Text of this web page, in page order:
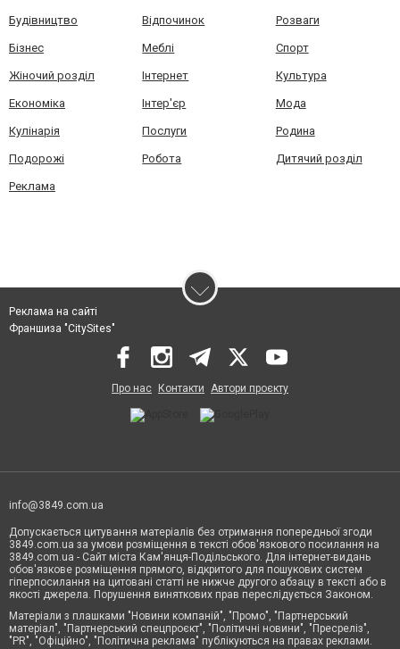
Будівництво Відпочинок Розваги
Бізнес Меблі Спорт
Жіночий розділ Інтернет Культура
Економіка Інтер'єр Мода
Кулінарія Послуги Родина
Подорожі Робота Дитячий розділ
Реклама
Реклама на сайті
Франшиза "CitySites"
Про нас Контакти Автори проєкту
info@3849.com.ua
Допускається цитування матеріалів без отримання попередньої згоди
3849.com.ua за умови розміщення в тексті обов'язкового посилання на
3849.com.ua - Сайт міста Кам'янця-Подільського. Для інтернет-видань
обов'язкове розміщення прямого, відкритого для пошукових систем
гіперпосилання на цитовані статті не нижче другого абзацу в тексті або в
якості джерела. Порушення виняткових прав переслідується Законом.
Матеріали з плашками "Новини компаній", "Промо", "Партнерський
матеріал", "Партнерський спецпроєкт", "Політичні новини", "Пресреліз",
"PR", "Офіційно", "Політична реклама" публікуються на правах реклами.